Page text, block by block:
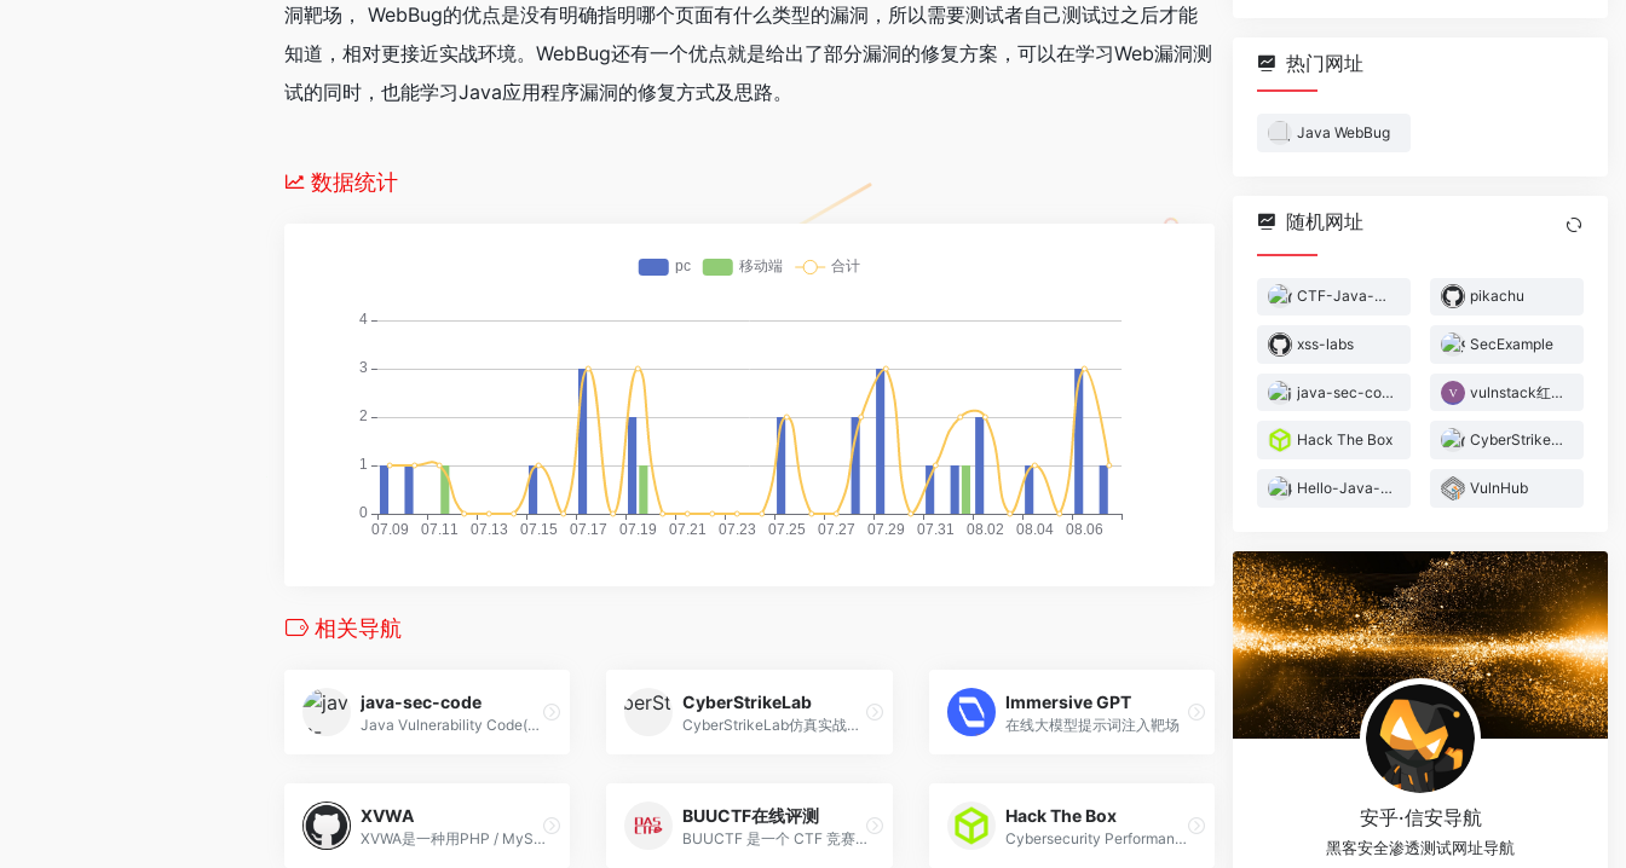
洞靶场， WebBug的优点是没有明确指明哪个页面有什么类型的漏洞，所以需要测试者自己测试过之后才能
知道，相对更接近实战环境。WebBug还有一个优点就是给出了部分漏洞的修复方案，可以在学习Web漏洞测
试的同时，也能学习Java应用程序漏洞的修复方式及思路。
数据统计
相关导航
java-sec-code
Java Vulnerability Code(Java漏洞代码)
CyberStrikeLab
CyberStrikeLab仿真实战平台
Immersive GPT
在线大模型提示词注入靶场
XVWA
XVWA是一种用PHP / MySQL编写的严格编码的Web应用程序，可帮助安全爱好者学习应用程序安全性。
BUUCTF在线评测
BUUCTF 是一个 CTF 竞赛和训练平台，为各位 CTF 选手提供真实赛题在线复现等服务。
Hack The Box
Cybersecurity Performance Center
热门网址
Java WebBug
随机网址
CTF-Java-Gadget pikachu
xss-labs SecExample
java-sec-code vulnstack红日靶场
Hack The Box CyberStrikeLab
Hello-Java-Sec VulnHub
安乎·信安导航
黑客安全渗透测试网址导航